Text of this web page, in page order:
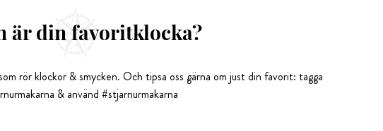
är din favoritklocka?
rör klockor & smycken. Och tipsa oss gärna om just din favorit: tagga
& använd #stjarnurmakarna